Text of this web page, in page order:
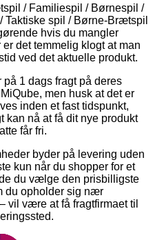
/ Familiespil / Børnespil /
spil / Børne-Brætspil
hvis du mangler
det temmelig klogt at man
ved det aktuelle produkt.
1 dags fragt på deres
men husk at det er
inden et fast tidspunkt,
kan nå at få dit nye produkt
får fri.
byder på levering uden
kun når du shopper for et
du vælge den prisbilligste
du opholder sig nær
vil være at få fragtfirmaet til